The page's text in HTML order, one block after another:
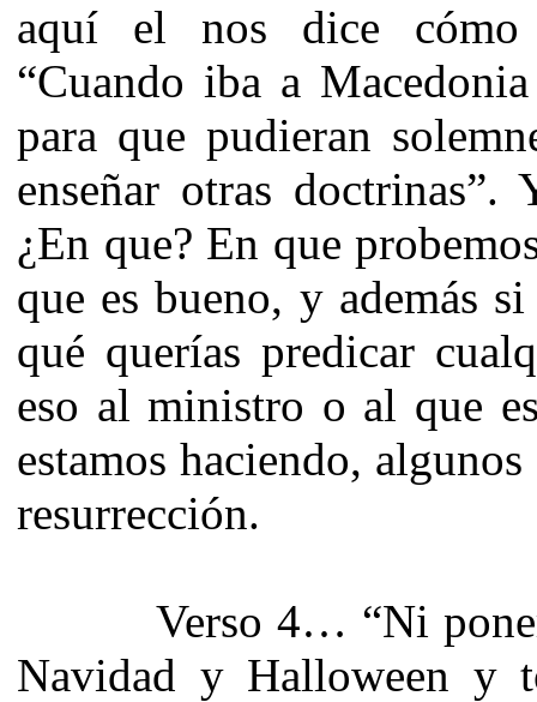
aquí el nos dice cómo
“Cuando iba a
para que pudieran
enseñar otras
¿En que? En que
que es bueno, y además
qué querías predicar
eso al ministro o al que
estamos haciendo,
resurrección.
Verso 4… “Ni poner
Navidad y Halloween y